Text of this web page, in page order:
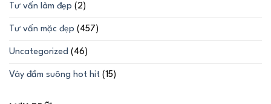
Tư vấn làm đẹp (2)
Tư vấn mặc đẹp (457)
Uncategorized (46)
Váy đầm suông hot hit (15)